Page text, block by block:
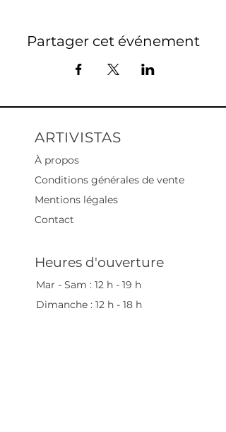
Partager cet événement
ARTIVISTAS
À propos
Conditions générales de vente
Mentions légales
Contact
Heures d'ouverture
Mar - Sam : 12 h - 19 h
Dimanche : 12 h - 18 h